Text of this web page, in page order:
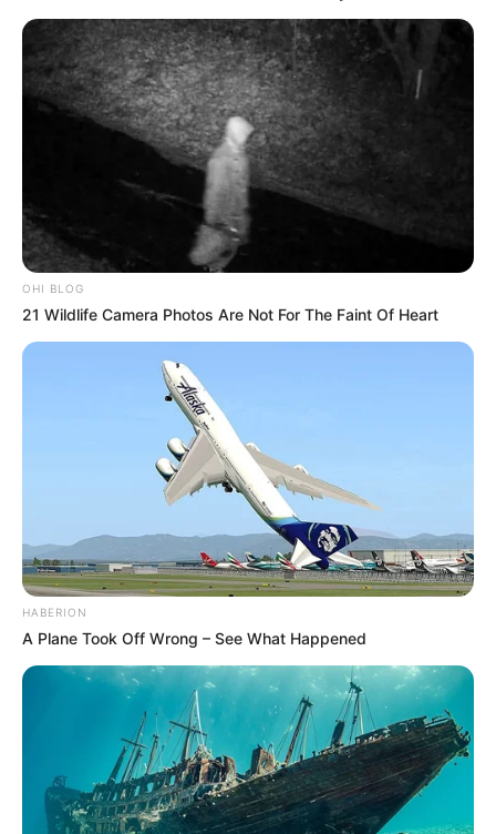
OHI BLOG
21 Wildlife Camera Photos Are Not For The Faint Of Heart
HABERION
A Plane Took Off Wrong – See What Happened